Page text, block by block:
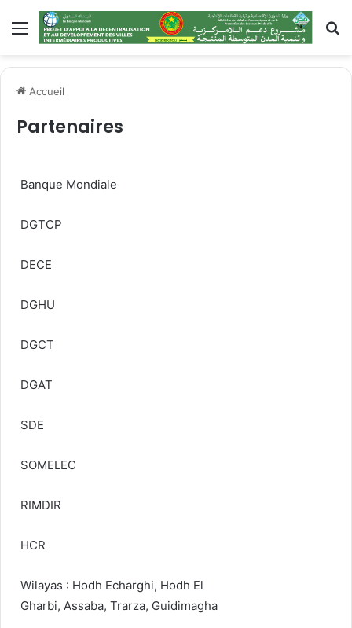
Accueil
Partenaires
Banque Mondiale
DGTCP
DECE
DGHU
DGCT
DGAT
SDE
SOMELEC
RIMDIR
HCR
Wilayas : Hodh Echarghi, Hodh El
Gharbi, Assaba, Trarza, Guidimagha